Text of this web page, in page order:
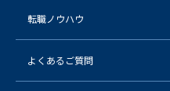
転職ノウハウ
よくあるご質問